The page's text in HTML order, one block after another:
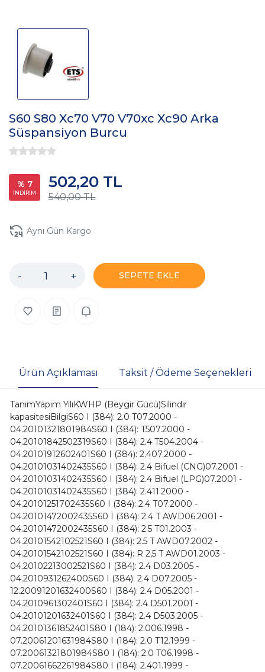
S60 S80 Xc70 V70 V70xc Xc90 Arka
Süspansiyon Burcu
% 7
İNDİRİM 540,00 TL
502,20 TL
Aynı Gün Kargo
- + SEPETE EKLE
Ürün Açıklaması Taksit / Ödeme Seçenekleri
TanımYapım YılıKWHP (Beygir Gücü)Silindir
kapasitesiBilgiS60 I (384): 2.0 T07.2000 -
04.20101321801984S60 I (384): T507.2000 -
04.20101842502319S60 I (384): 2.4 T504.2004 -
04.20101912602401S60 I (384): 2.407.2000 -
04.20101031402435S60 I (384): 2.4 Bifuel (CNG)07.2001 -
04.20101031402435S60 I (384): 2.4 Bifuel (LPG)07.2001 -
04.20101031402435S60 I (384): 2.411.2000 -
04.20101251702435S60 I (384): 2.4 T07.2000 -
04.20101472002435S60 I (384): 2.4 T AWD06.2001 -
04.20101472002435S60 I (384): 2.5 T01.2003 -
04.20101542102521S60 I (384): 2.5 T AWD07.2002 -
04.20101542102521S60 I (384): R 2,5 T AWD01.2003 -
04.20102213002521S60 I (384): 2.4 D03.2005 -
04.2010931262400S60 I (384): 2.4 D07.2005 -
12.20091201632400S60 I (384): 2.4 D05.2001 -
04.2010961302401S60 I (384): 2.4 D501.2001 -
04.20101201632401S60 I (384): 2.4 D503.2005 -
04.20101361852401S80 I (184): 2.006.1998 -
07.20061201631984S80 I (184): 2.0 T12.1999 -
07.20061321801984S80 I (184): 2.0 T06.1998 -
07.20061662261984S80 I (184): 2.401.1999 -